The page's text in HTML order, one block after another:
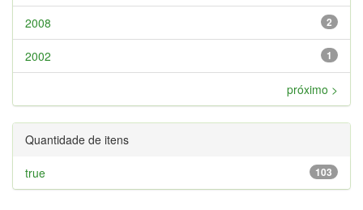
2
2008
1
2002
próximo >
Quantidade de itens
103
true